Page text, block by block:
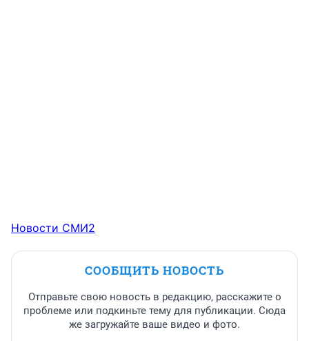
Новости СМИ2
СООБЩИТЬ НОВОСТЬ
Отправьте свою новость в редакцию, расскажите о
проблеме или подкиньте тему для публикации. Сюда
же загружайте ваше видео и фото.